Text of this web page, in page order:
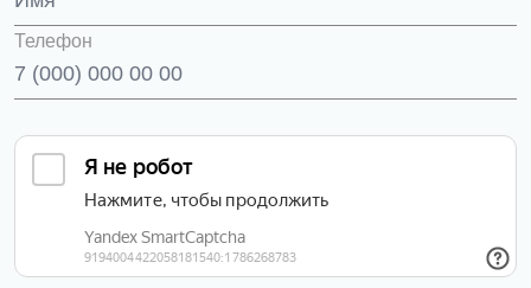
Телефон